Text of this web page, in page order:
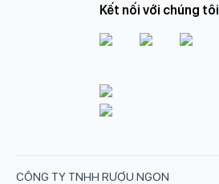
Kết nối với chúng tôi
CÔNG TY TNHH RƯỢU NGON